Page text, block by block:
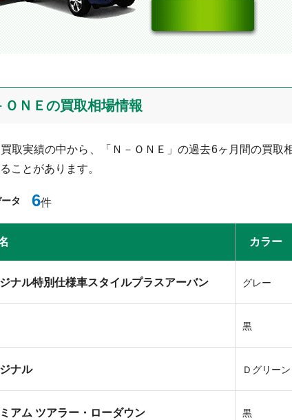
ＯＮＥの買取相場情報
取実績の中から、「Ｎ－ＯＮＥ」の過去6ヶ月間の買
ことがあります。
タ 6件
カラー
ナル特別仕様車スタイルプラスアーバン グレー
黒
ナル Ｄグリーン
アム ツアラー・ローダウン 黒